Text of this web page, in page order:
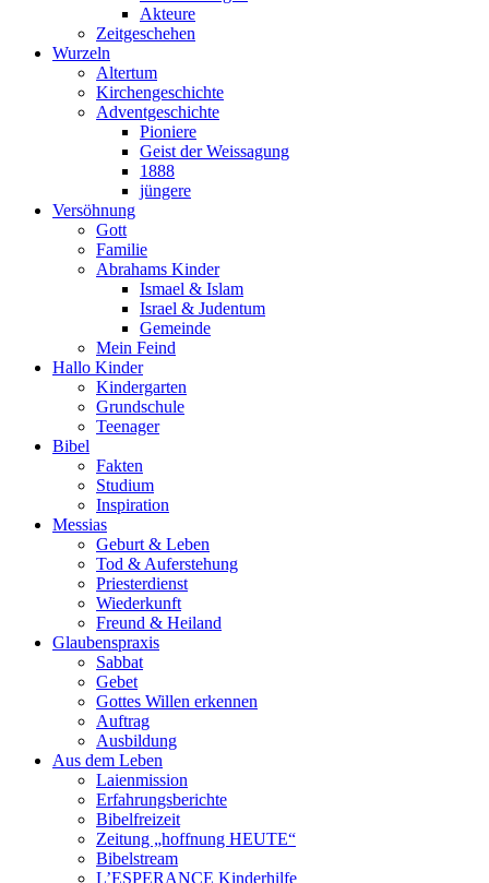
Akteure
Zeitgeschehen
Wurzeln
Altertum
Kirchengeschichte
Adventgeschichte
Pioniere
Geist der Weissagung
1888
jüngere
Versöhnung
Gott
Familie
Abrahams Kinder
Ismael & Islam
Israel & Judentum
Gemeinde
Mein Feind
Hallo Kinder
Kindergarten
Grundschule
Teenager
Bibel
Fakten
Studium
Inspiration
Messias
Geburt & Leben
Tod & Auferstehung
Priesterdienst
Wiederkunft
Freund & Heiland
Glaubenspraxis
Sabbat
Gebet
Gottes Willen erkennen
Auftrag
Ausbildung
Aus dem Leben
Laienmission
Erfahrungsberichte
Bibelfreizeit
Zeitung „hoffnung HEUTE“
Bibelstream
L’ESPERANCE Kinderhilfe